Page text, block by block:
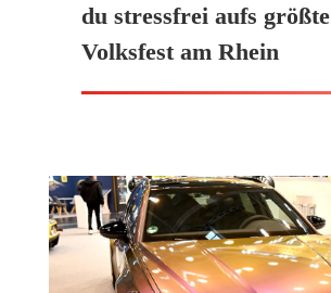
du stressfrei aufs größte
Volksfest am Rhein